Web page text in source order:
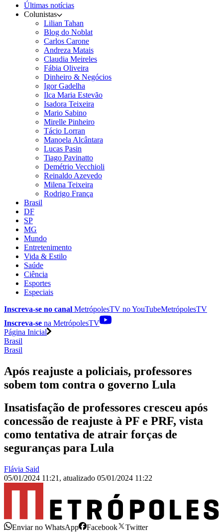
Últimas notícias
Colunistas
Lilian Tahan
Blog do Noblat
Carlos Carone
Andreza Matais
Claudia Meireles
Fábia Oliveira
Dinheiro & Negócios
Igor Gadelha
Ilca Maria Estevão
Isadora Teixeira
Mario Sabino
Mirelle Pinheiro
Tácio Lorran
Manoela Alcântara
Lucas Pasin
Tiago Pavinatto
Demétrio Vecchioli
Reinaldo Azevedo
Milena Teixeira
Rodrigo França
Brasil
DF
SP
MG
Mundo
Entretenimento
Vida & Estilo
Saúde
Ciência
Esportes
Especiais
Inscreva-se no canal MetrópolesTV noYouTubeMetrópolesTV
Inscreva-se na MetrópolesTV
Página Inicial
Brasil
Brasil
Após reajuste a policiais, professores
sobem tom contra o governo Lula
Insatisfação de professores cresceu após
concessão de reajuste à PF e PRF, vista
como tentativa de atrair forças de
seguranças para Lula
Flávia Said
05/01/2024 11:21 , atualizado 05/01/2024 11:22
Enviar no WhatsApp Facebook
Twitter